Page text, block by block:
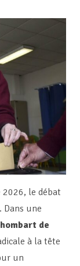
2026, le débat
Dans une
de
à la tête
un